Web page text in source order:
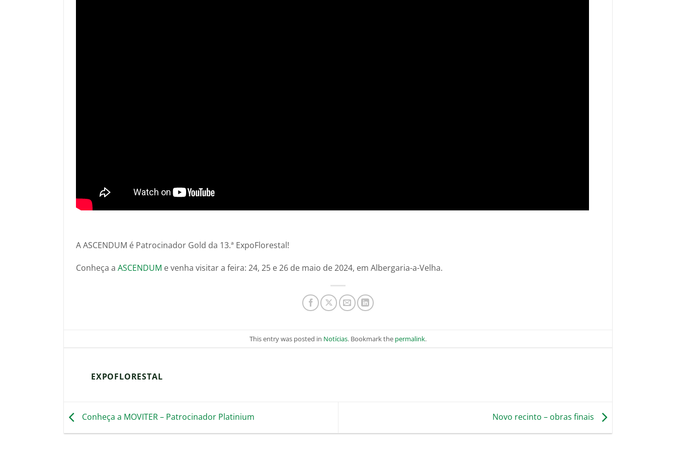
A ASCENDUM é Patrocinador Gold da 13.ª ExpoFlorestal!
Conheça a ASCENDUM e venha visitar a feira: 24, 25 e 26 de maio de 2024, em Albergaria-a-Velha.
This entry was posted in Notícias. Bookmark the permalink.
EXPOFLORESTAL
Conheça a MOVITER – Patrocinador Platinium Novo recinto – obras finais